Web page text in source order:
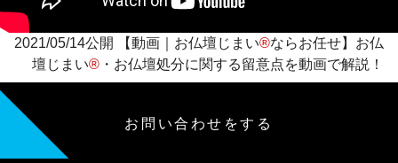
2021/05/14公開 【動画｜お仏壇じまい®ならお任せ】お仏
壇じまい® ・お仏壇処分に関する留意点を動画で解説！
お問い合わせをする